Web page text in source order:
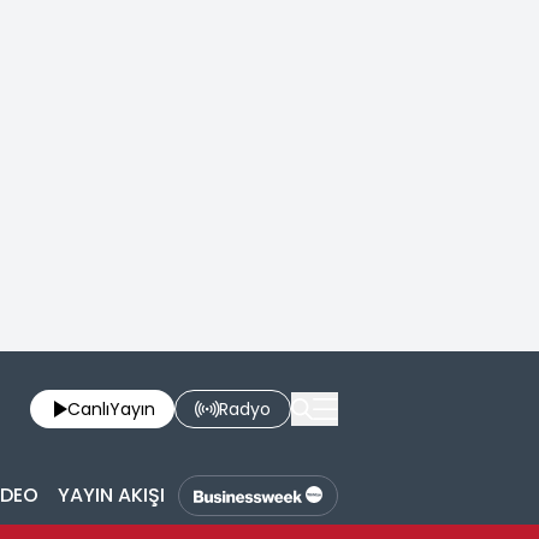
CanlıYayın Radyo
YAYIN AKIŞI